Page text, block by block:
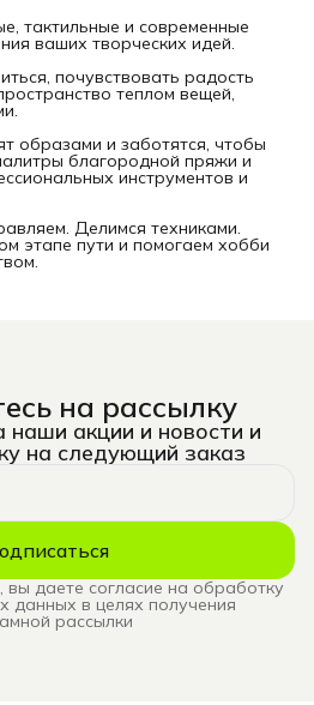
тактильные и современные
ваших творческих идей.
почувствовать радость
теплом вещей,
образами и заботятся, чтобы
благородной пряжи и
инструментов и
Делимся техниками.
этапе пути и помогаем хобби
на рассылку
акции и новости и
на следующий заказ
даете согласие на обработку
данных в целях получения
рассылки